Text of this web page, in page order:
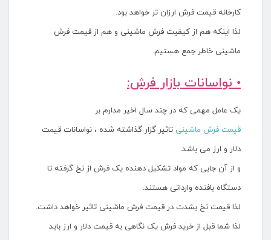
کارخانه قیمت فرش ارزان تر خواهد بود.
لذا اینکه هم از کیفیت فرش ماشینی و هم از قیمت فرش
ماشینی خاطر جمع هستیم.
• نواسانات بازار فرش:
یک عامل مهمی که در چند سال اخیر مدارم بر
قیمت فرش ماشینی تاثیر گزار گذاشته شده ، نواسانات قیمت
دلار و ارز می باشد.
و از آن جایی که مواد تشکیل دهنده یک فرش از نخ گرفته تا
دستگاه بافنده وارداتی هستند.
لذا قیمت نخ بشدت در قیمت فرش ماشینی تاثیر خواهد داشت.
لذا شما قبل از خرید فرش یک نگاهی به قیمت دلار و ارز باید